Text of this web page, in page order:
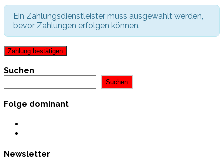
Ein Zahlungsdienstleister muss ausgewählt werden,
bevor Zahlungen erfolgen können.
Suchen
Suchen
Folge dominant
new
a
Newsletter